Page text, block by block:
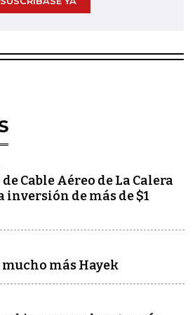
Cable Aéreo de La Calera
de más de $1
mucho más Hayek